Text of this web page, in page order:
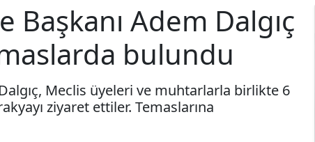
Başkanı Adem Dalgıç
bulundu
Meclis üyeleri ve muhtarlarla birlikte 6
ziyaret ettiler. Temaslarına